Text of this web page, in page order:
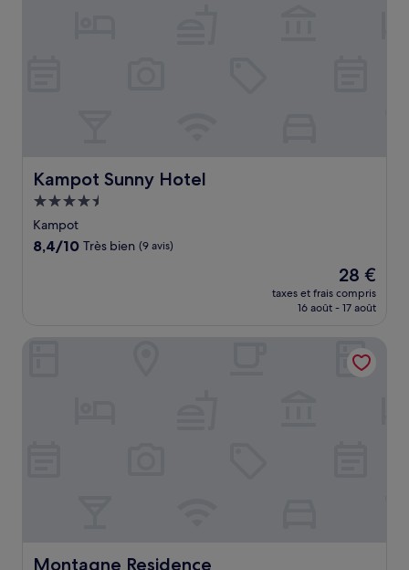
Kampot Sunny Hotel
Kampot Sunny Hotel
Hébergement
4.5 étoiles
Kampot
8.4
8,4/10 Très bien (9 avis)
Le
nouveau
prix
de
28 €
28 €
taxes et frais compris
16 août - 17 août
Montagne Residence
Montagne Residence